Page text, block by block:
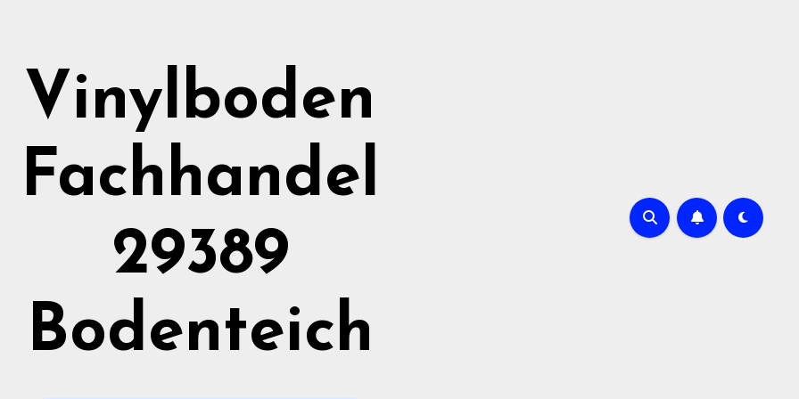
Vinylboden
Fachhandel
29389
Bodenteich